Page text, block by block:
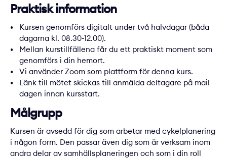
Praktisk information
Kursen genomförs digitalt under två halvdagar (båda
dagarna kl. 08.30-12.00).
Mellan kurstillfällena får du ett praktiskt moment som
genomförs i din hemort.
Vi använder Zoom som plattform för denna kurs.
Länk till mötet skickas till anmälda deltagare på mail
dagen innan kursstart.
Målgrupp
Kursen är avsedd för dig som arbetar med cykelplanering
i någon form. Den passar även dig som är verksam inom
andra delar av samhällsplaneringen och som i din roll